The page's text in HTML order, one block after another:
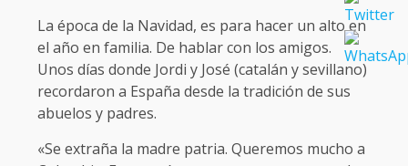
La época de la Navidad, es para hacer un alto en
el año en familia. De hablar con los amigos.
Unos días donde Jordi y José (catalán y sevillano)
recordaron a España desde la tradición de sus
abuelos y padres.
«Se extraña la madre patria. Queremos mucho a